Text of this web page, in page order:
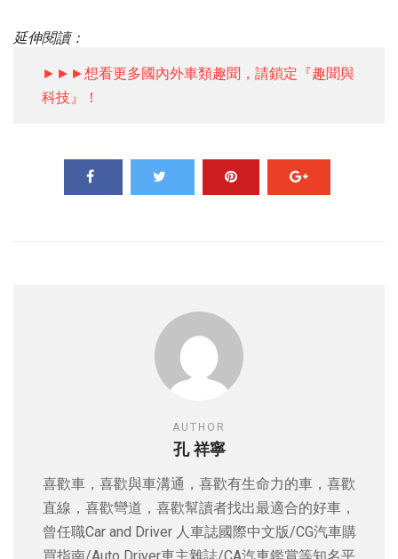
延伸閱讀：
►►►想看更多國內外車類趣聞，請鎖定『趣聞與
科技』！
AUTHOR
孔 祥寧
喜歡車，喜歡與車溝通，喜歡有生命力的車，喜歡
直線，喜歡彎道，喜歡幫讀者找出最適合的好車，
曾任職Car and Driver 人車誌國際中文版/CG汽車購